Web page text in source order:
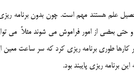
علم هستند مهم است. چون بدون برنامه
بعضي از امور فراموش مي شوند مثلاً مي
طوري برنامه ريزي كرد كه سر ساعت معين
برنامه ريزي پايبند بود.